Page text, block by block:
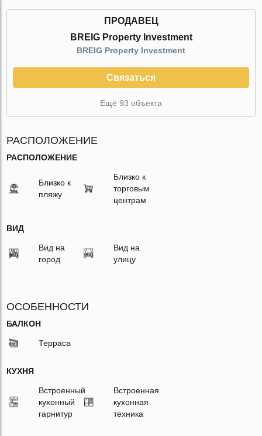
ПРОДАВЕЦ
BREIG Property Investment
BREIG Property Investment
Связаться
Ещё 93 объекта
РАСПОЛОЖЕНИЕ
РАСПОЛОЖЕНИЕ
Близко к
пляжу
Близко к
торговым
центрам
ВИД
Вид на
город
Вид на
улицу
ОСОБЕННОСТИ
БАЛКОН
Терраса
КУХНЯ
Встроенный
кухонный
гарнитур
Встроенная
кухонная
техника